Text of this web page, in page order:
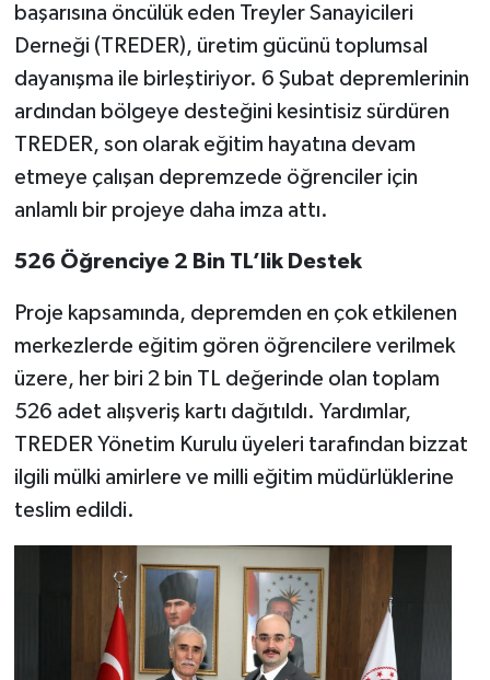
başarısına öncülük eden Treyler Sanayicileri
Derneği (TREDER), üretim gücünü toplumsal
dayanışma ile birleştiriyor. 6 Şubat depremlerinin
ardından bölgeye desteğini kesintisiz sürdüren
TREDER, son olarak eğitim hayatına devam
etmeye çalışan depremzede öğrenciler için
anlamlı bir projeye daha imza attı.
526 Öğrenciye 2 Bin TL’lik Destek
Proje kapsamında, depremden en çok etkilenen
merkezlerde eğitim gören öğrencilere verilmek
üzere, her biri 2 bin TL değerinde olan toplam
526 adet alışveriş kartı dağıtıldı. Yardımlar,
TREDER Yönetim Kurulu üyeleri tarafından bizzat
ilgili mülki amirlere ve milli eğitim müdürlüklerine
teslim edildi.